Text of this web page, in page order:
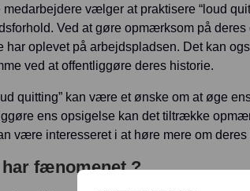
vælger at praktisere “loud
Ved at gøre opmærksom på
har oplevet på arbejdspladsen. Det kan
ved at offentliggøre deres historie.
quitting” kan være et ønske om at øge
ens opsigelse kan det tiltrække
være interesseret i at høre mere om
har fænomenet ?